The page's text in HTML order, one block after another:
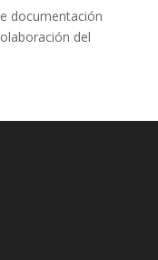
documentación
del